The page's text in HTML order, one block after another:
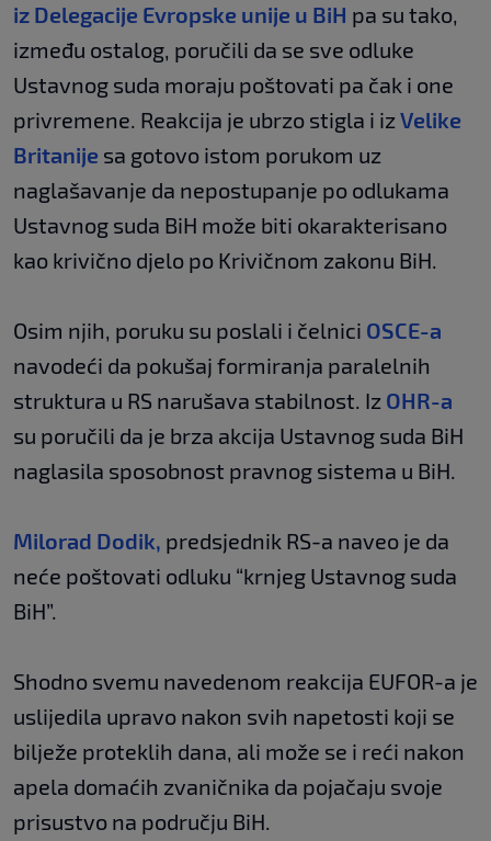
iz Delegacije Evropske unije u BiH pa su tako,
između ostalog, poručili da se sve odluke
Ustavnog suda moraju poštovati pa čak i one
privremene. Reakcija je ubrzo stigla i iz Velike
Britanije sa gotovo istom porukom uz
naglašavanje da nepostupanje po odlukama
Ustavnog suda BiH može biti okarakterisano
kao krivično djelo po Krivičnom zakonu BiH.
Osim njih, poruku su poslali i čelnici OSCE-a
navodeći da pokušaj formiranja paralelnih
struktura u RS narušava stabilnost. Iz OHR-a
su poručili da je brza akcija Ustavnog suda BiH
naglasila sposobnost pravnog sistema u BiH.
Milorad Dodik, predsjednik RS-a naveo je da
neće poštovati odluku “krnjeg Ustavnog suda
BiH”.
Shodno svemu navedenom reakcija EUFOR-a je
uslijedila upravo nakon svih napetosti koji se
bilježe proteklih dana, ali može se i reći nakon
apela domaćih zvaničnika da pojačaju svoje
prisustvo na području BiH.